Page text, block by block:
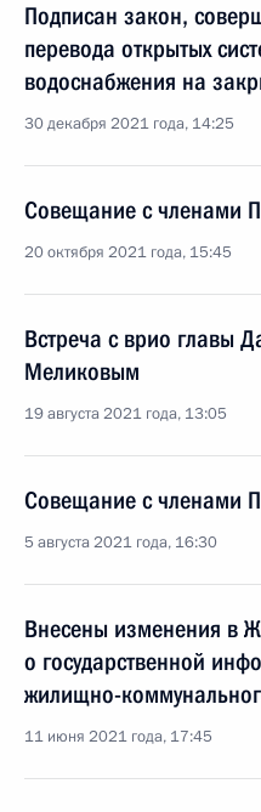
Подписан закон,
перевода открытых
водоснабжения на
30 декабря 2021 года, 14:25
Совещание с членами
20 октября 2021 года, 15:45
Встреча с врио главы
Меликовым
19 августа 2021 года, 13:05
Совещание с членами
5 августа 2021 года, 16:30
Внесены изменения в
о государственной
жилищно-
11 июня 2021 года, 17:45